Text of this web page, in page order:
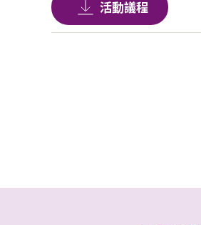
活動議程